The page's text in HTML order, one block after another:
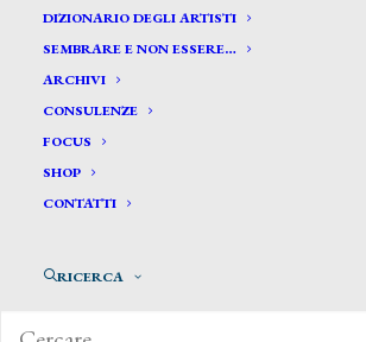
DIZIONARIO DEGLI ARTISTI
SEMBRARE E NON ESSERE…
ARCHIVI
CONSULENZE
FOCUS
SHOP
CONTATTI
RICERCA
Ferranti G.